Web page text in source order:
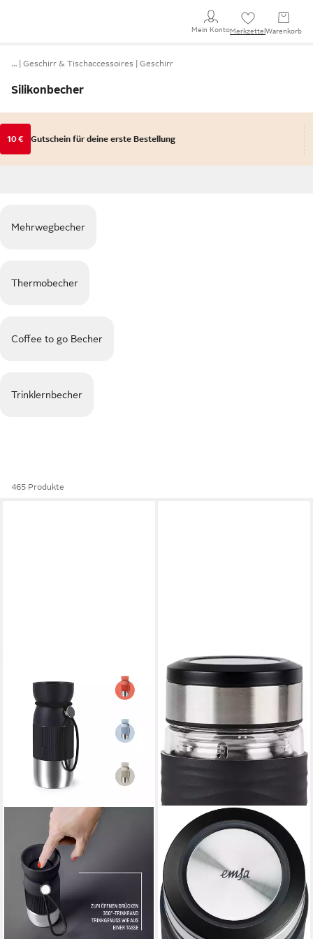
Mein KontoMerkzettel Warenkorb
… Geschirr & Tischaccessoires Geschirr
Silikonbecher
10 € Gutschein für deine erste Bestellung
Mehrwegbecher
Thermobecher
Coffee to go Becher
Trinklernbecher
465 Produkte